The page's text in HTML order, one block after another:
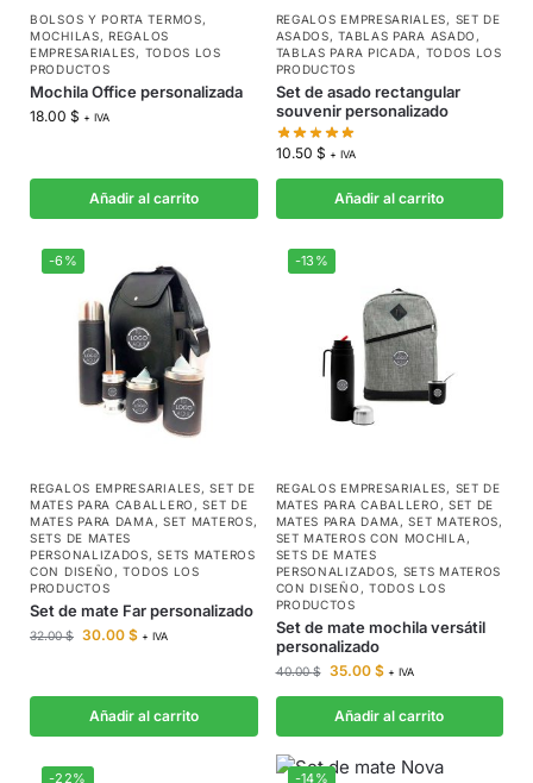
BOLSOS Y PORTA TERMOS,
MOCHILAS,REGALOS
EMPRESARIALES, TODOS LOS
PRODUCTOS
Mochila Office personalizada
18.00 $ + IVA
Añadir al carrito
REGALOS EMPRESARIALES, SET DE
ASADOS,TABLAS PARA ASADO ,
TABLAS PARA PICADA , TODOS LOS
PRODUCTOS
Set de asado rectangular
souvenir personalizado
10.50 $ + IVA
Añadir al carrito
-6%
REGALOS EMPRESARIALES,SET DE
MATES PARA CABALLERO ,SET DE
MATES PARA DAMA , SET MATEROS,
SETS DE MATES
PERSONALIZADOS,SETS MATEROS
CON DISEÑO ,TODOS LOS
PRODUCTOS
Set de mate Far personalizado
32.00$ 30.00 $ + IVA
Añadir al carrito
-13%
REGALOS EMPRESARIALES, SET DE
MATES PARA CABALLERO , SET DE
MATES PARA DAMA ,SET MATEROS,
SET MATEROS CON MOCHILA ,
SETS DE MATES
PERSONALIZADOS, SETS MATEROS
CON DISEÑO , TODOS LOS
PRODUCTOS
Set de mate mochila versátil
personalizado
40.00$ 35.00 $ + IVA
Añadir al carrito
-22% -14%